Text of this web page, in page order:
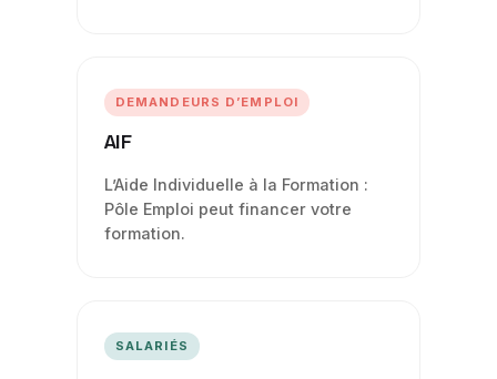
DEMANDEURS D’EMPLOI
AIF
L’Aide Individuelle à la Formation :
Pôle Emploi peut financer votre
formation.
SALARIÉS